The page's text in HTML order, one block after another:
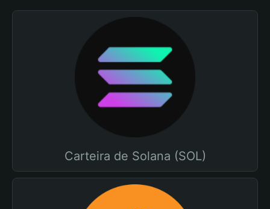
Carteira de Solana (SOL)